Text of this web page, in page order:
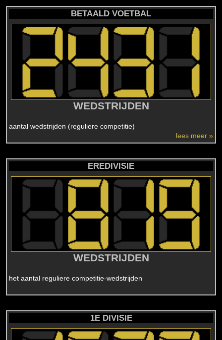
BETAALD VOETBAL
WEDSTRIJDEN
aantal wedstrijden (reguliere competitie)
lees meer »
EREDIVISIE
WEDSTRIJDEN
het aantal reguliere competitie-wedstrijden
1E DIVISIE